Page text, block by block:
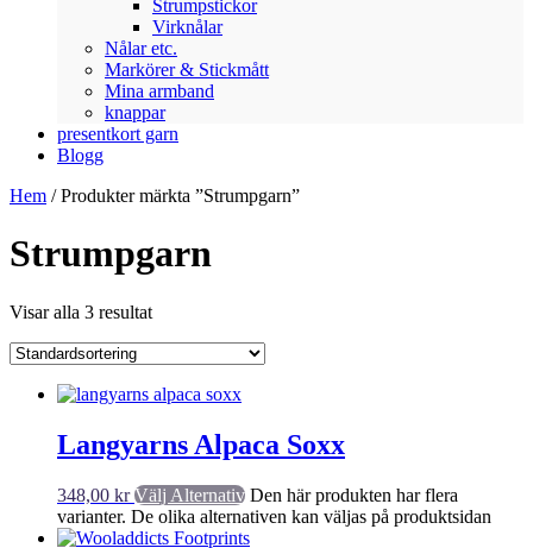
Strumpstickor
Virknålar
Nålar etc.
Markörer & Stickmått
Mina armband
knappar
presentkort garn
Blogg
Hem / Produkter märkta ”Strumpgarn”
Strumpgarn
Visar alla 3 resultat
Langyarns Alpaca Soxx
348,00 kr Välj Alternativ Den här produkten har flera
varianter. De olika alternativen kan väljas på produktsidan